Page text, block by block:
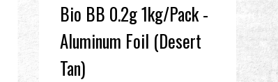
Bio BB 0.2g 1kg/Pack -
Aluminum Foil (Desert
Tan)